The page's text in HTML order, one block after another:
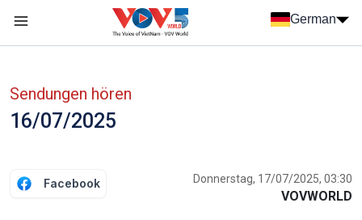
German
Sendungen hören
16/07/2025
Facebook Donnerstag, 17/07/2025, 03:30
VOVWORLD